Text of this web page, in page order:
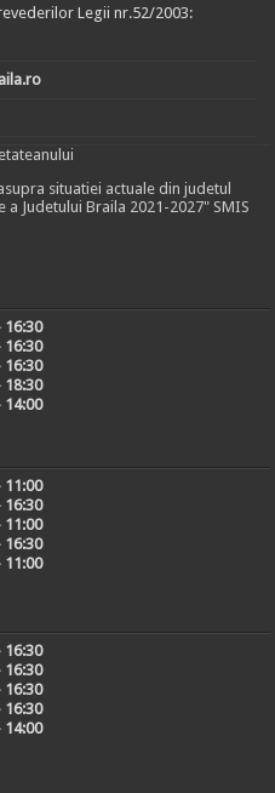
Legii nr.52/2003:
situatiei actuale din judetul
Judetului Braila 2021-2027" SMIS
16:30
16:30
16:30
18:30
14:00
11:00
16:30
11:00
16:30
11:00
16:30
16:30
16:30
16:30
14:00